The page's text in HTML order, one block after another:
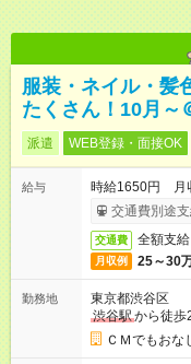
服装・ネイル・髪
たくさん！10月～
派遣 WEB登録・面接OK
給与
時給1650円 月
交通費別途支
交通費 全額支給
月収例 25～30
勤務地
東京都渋谷区
渋谷駅から徒歩
ＣＭでもおな